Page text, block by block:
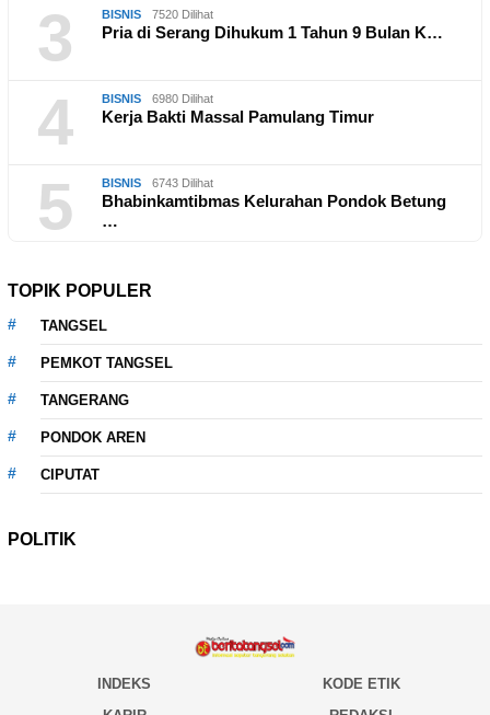
3 BISNIS 7520 Dilihat
Pria di Serang Dihukum 1 Tahun 9 Bulan K…
4 BISNIS 6980 Dilihat
Kerja Bakti Massal Pamulang Timur
5 BISNIS 6743 Dilihat
Bhabinkamtibmas Kelurahan Pondok Betung
…
TOPIK POPULER
TANGSEL
PEMKOT TANGSEL
TANGERANG
PONDOK AREN
CIPUTAT
POLITIK
INDEKS
KODE ETIK